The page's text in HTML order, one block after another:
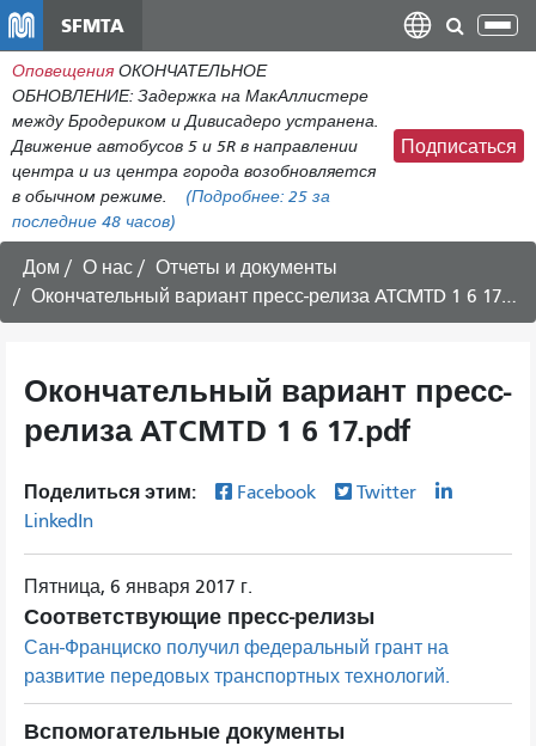
содержанию
SFMTA
Оповещения ОКОНЧАТЕЛЬНОЕ
ОБНОВЛЕНИЕ: Задержка на МакАллистере
между Бродериком и Дивисадеро устранена.
Движение автобусов 5 и 5R в направлении
центра и из центра города возобновляется
в обычном режиме.
(Подробнее: 25 за
последние 48 часов)
Подписаться
Дом О нас
Отчеты и документы
Окончательный вариант пресс-релиза ATCMTD 1 6 17.pdf
Окончательный вариант пресс-
релиза ATCMTD 1 6 17.pdf
Поделиться этим: Facebook
Twitter
LinkedIn
Пятница, 6 января 2017 г.
Соответствующие пресс-релизы
Сан-Франциско получил федеральный грант на
развитие передовых транспортных технологий.
Вспомогательные документы